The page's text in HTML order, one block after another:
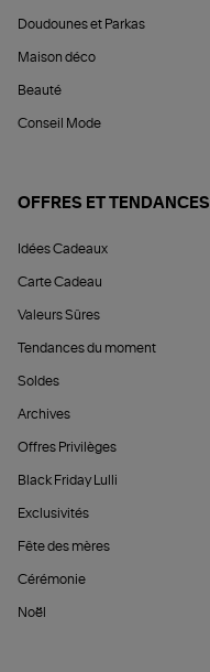
Doudounes et Parkas
Maison déco
Beauté
Conseil Mode
OFFRES ET TENDANCES
Idées Cadeaux
Carte Cadeau
Valeurs Sûres
Tendances du moment
Soldes
Archives
Offres Privilèges
Black Friday Lulli
Exclusivités
Fête des mères
Cérémonie
Noël